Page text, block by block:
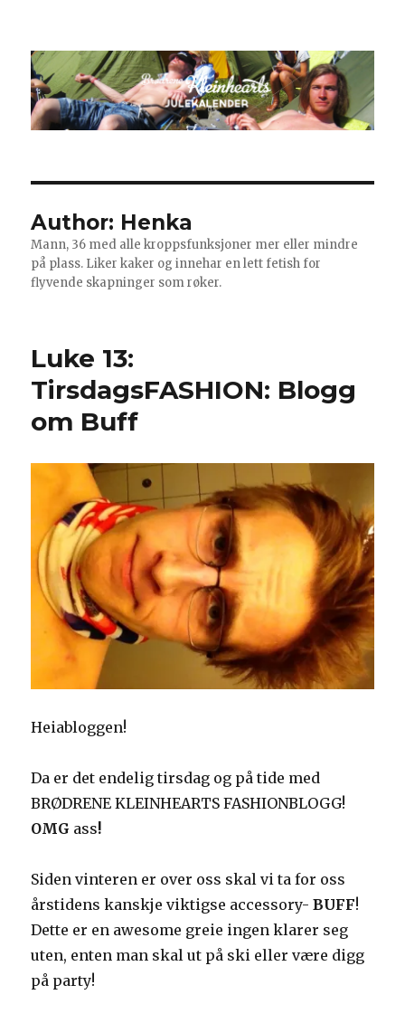
Kleinheart 2
Author: Henka
Mann, 36 med alle kroppsfunksjoner mer eller mindre
på plass. Liker kaker og innehar en lett fetish for
flyvende skapninger som røker.
Luke 13:
TirsdagsFASHION: Blogg
om Buff
Heiabloggen!
Da er det endelig tirsdag og på tide med
BRØDRENE KLEINHEARTS FASHIONBLOGG!
OMG ass!
Siden vinteren er over oss skal vi ta for oss
årstidens kanskje viktigse accessory-BUFF!
Dette er en awesome greie ingen klarer seg
uten, enten man skal ut på ski eller være digg
på party!